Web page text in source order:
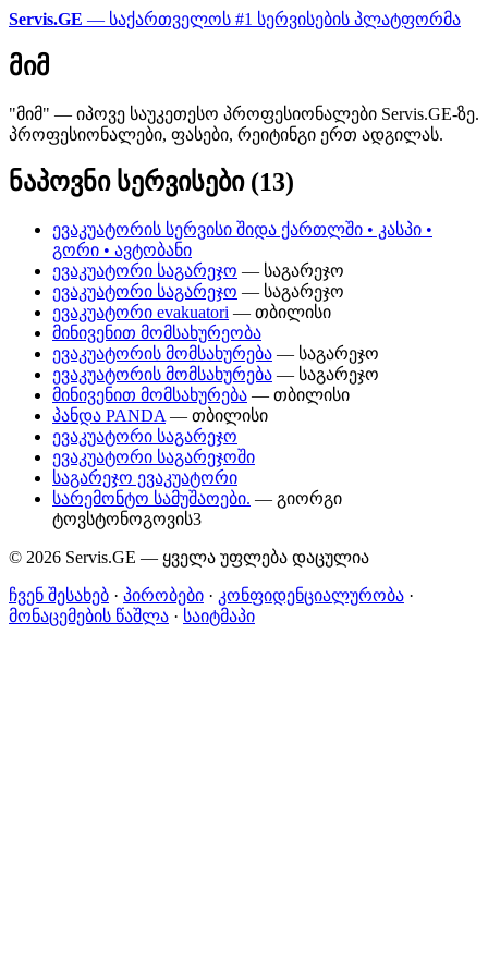
Servis.GE — საქართველოს #1 სერვისების პლატფორმა
მიმ
"მიმ" — იპოვე საუკეთესო პროფესიონალები Servis.GE-ზე.
პროფესიონალები, ფასები, რეიტინგი ერთ ადგილას.
ნაპოვნი სერვისები (13)
ევაკუატორის სერვისი შიდა ქართლში • კასპი •
გორი • ავტობანი
ევაკუატორი საგარეჯო — საგარეჯო
ევაკუატორი საგარეჯო — საგარეჯო
ევაკუატორი evakuatori — თბილისი
მინივენით მომსახურეობა
ევაკუატორის მომსახურება — საგარეჯო
ევაკუატორის მომსახურება — საგარეჯო
მინივენით მომსახურება — თბილისი
პანდა PANDA — თბილისი
ევაკუატორი საგარეჯო
ევაკუატორი საგარეჯოში
საგარეჯო ევაკუატორი
სარემონტო სამუშაოები. — გიორგი
ტოვსტონოგოვის3
© 2026 Servis.GE — ყველა უფლება დაცულია
ჩვენ შესახებ · პირობები · კონფიდენციალურობა ·
მონაცემების წაშლა · საიტმაპი